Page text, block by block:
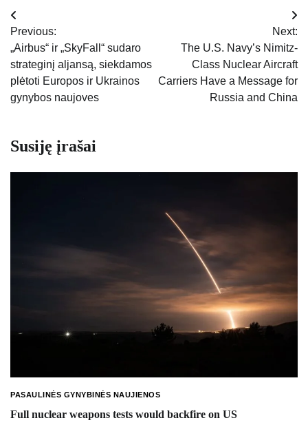
Navigacija
tarp
įrašų
Previous:
„Airbus“ ir „SkyFall“ sudaro
strateginį aljansą, siekdamos
plėtoti Europos ir Ukrainos
gynybos naujoves
Next:
The U.S. Navy’s Nimitz-
Class Nuclear Aircraft
Carriers Have a Message for
Russia and China
Susiję įrašai
PASAULINĖS GYNYBINĖS NAUJIENOS
Full nuclear weapons tests would backfire on US